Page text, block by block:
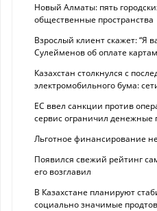
Новый Алматы: пять
общественные пространства
Взрослый клиент скажет: “Я
Сулейменов об оплате
Казахстан столкнулся с
электромобильного бума:
ЕС ввел санкции против
сервис ограничил денежные
Льготное финансирование
Появился свежий рейтинг
его возглавил
В Казахстане планируют
социально значимые